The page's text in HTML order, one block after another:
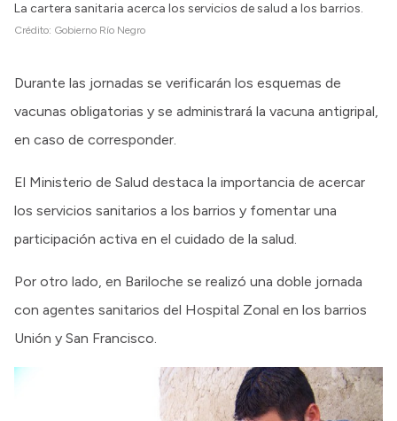
La cartera sanitaria acerca los servicios de salud a los barrios.
Crédito: Gobierno Río Negro
Durante las jornadas se verificarán los esquemas de
vacunas obligatorias y se administrará la vacuna antigripal,
en caso de corresponder.
El Ministerio de Salud destaca la importancia de acercar
los servicios sanitarios a los barrios y fomentar una
participación activa en el cuidado de la salud.
Por otro lado, en Bariloche se realizó una doble jornada
con agentes sanitarios del Hospital Zonal en los barrios
Unión y San Francisco.